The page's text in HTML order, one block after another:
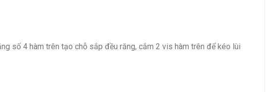
số 4 hàm trên tạo chỗ sắp đều răng, cắm 2 vis hàm trên để kéo lùi